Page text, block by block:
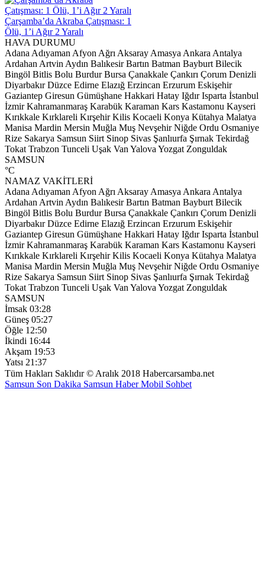
1
HAVA DURUMU
Adana Adıyaman Afyon Ağrı Aksaray Amasya Ankara Antalya
Ardahan Artvin Aydın Balıkesir Bartın Batman Bayburt Bilecik
Bingöl Bitlis Bolu Burdur Bursa Çanakkale Çankırı Çorum Denizli
Diyarbakır Düzce Edirne Elazığ Erzincan Erzurum Eskişehir
Gaziantep Giresun Gümüşhane Hakkari Hatay Iğdır Isparta İstanbul
İzmir Kahramanmaraş Karabük Karaman Kars Kastamonu Kayseri
Kırıkkale Kırklareli Kırşehir Kilis Kocaeli Konya Kütahya Malatya
Manisa Mardin Mersin Muğla Muş Nevşehir Niğde Ordu Osmaniye
Rize Sakarya Samsun Siirt Sinop Sivas Şanlıurfa Şırnak Tekirdağ
Tokat Trabzon Tunceli Uşak Van Yalova Yozgat Zonguldak
SAMSUN
°C
NAMAZ VAKİTLERİ
Adana Adıyaman Afyon Ağrı Aksaray Amasya Ankara Antalya
Ardahan Artvin Aydın Balıkesir Bartın Batman Bayburt Bilecik
Bingöl Bitlis Bolu Burdur Bursa Çanakkale Çankırı Çorum Denizli
Diyarbakır Düzce Edirne Elazığ Erzincan Erzurum Eskişehir
Gaziantep Giresun Gümüşhane Hakkari Hatay Iğdır Isparta İstanbul
İzmir Kahramanmaraş Karabük Karaman Kars Kastamonu Kayseri
Kırıkkale Kırklareli Kırşehir Kilis Kocaeli Konya Kütahya Malatya
Manisa Mardin Mersin Muğla Muş Nevşehir Niğde Ordu Osmaniye
Rize Sakarya Samsun Siirt Sinop Sivas Şanlıurfa Şırnak Tekirdağ
Tokat Trabzon Tunceli Uşak Van Yalova Yozgat Zonguldak
SAMSUN
İmsak 03:28
Güneş 05:27
Öğle 12:50
İkindi 16:44
Akşam 19:53
Yatsı 21:37
Tüm Hakları Saklıdır © Aralık 2018 Habercarsamba.net
Samsun Son Dakika Samsun HaberMobil Sohbet